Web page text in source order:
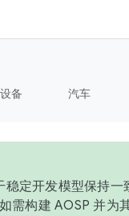
备 汽车
定开发模型保持
需构建 AOSP 并为